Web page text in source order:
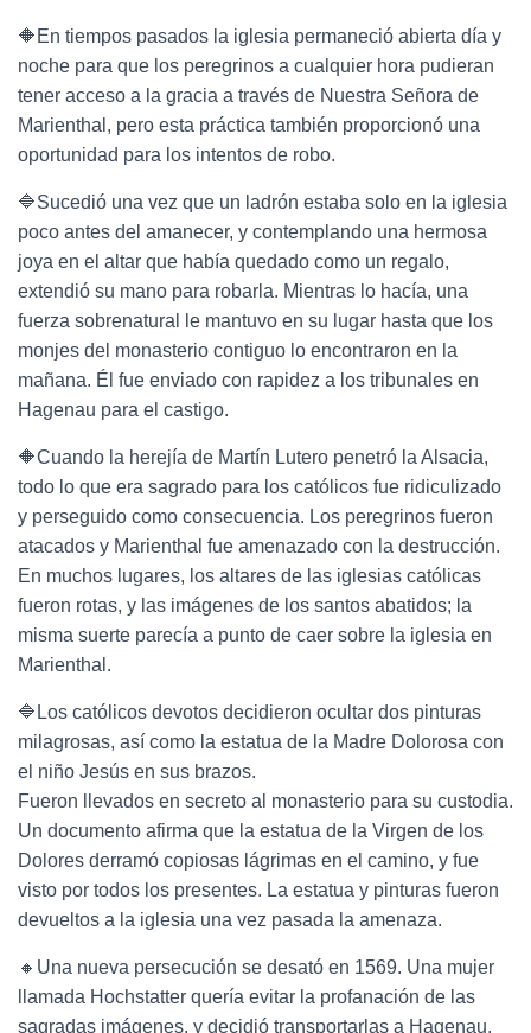
🔶En tiempos pasados la iglesia permaneció abierta día y
noche para que los peregrinos a cualquier hora pudieran
tener acceso a la gracia a través de Nuestra Señora de
Marienthal, pero esta práctica también proporcionó una
oportunidad para los intentos de robo.
🔷Sucedió una vez que un ladrón estaba solo en la iglesia
poco antes del amanecer, y contemplando una hermosa
joya en el altar que había quedado como un regalo,
extendió su mano para robarla. Mientras lo hacía, una
fuerza sobrenatural le mantuvo en su lugar hasta que los
monjes del monasterio contiguo lo encontraron en la
mañana. Él fue enviado con rapidez a los tribunales en
Hagenau para el castigo.
🔶Cuando la herejía de Martín Lutero penetró la Alsacia,
todo lo que era sagrado para los católicos fue ridiculizado
y perseguido como consecuencia. Los peregrinos fueron
atacados y Marienthal fue amenazado con la destrucción.
En muchos lugares, los altares de las iglesias católicas
fueron rotas, y las imágenes de los santos abatidos; la
misma suerte parecía a punto de caer sobre la iglesia en
Marienthal.
🔷Los católicos devotos decidieron ocultar dos pinturas
milagrosas, así como la estatua de la Madre Dolorosa con
el niño Jesús en sus brazos.
Fueron llevados en secreto al monasterio para su custodia.
Un documento afirma que la estatua de la Virgen de los
Dolores derramó copiosas lágrimas en el camino, y fue
visto por todos los presentes. La estatua y pinturas fueron
devueltos a la iglesia una vez pasada la amenaza.
🔸Una nueva persecución se desató en 1569. Una mujer
llamada Hochstatter quería evitar la profanación de las
sagradas imágenes, y decidió transportarlas a Hagenau.